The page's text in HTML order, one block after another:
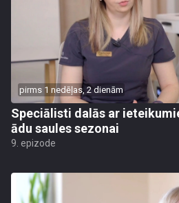
pirms 1 nedēļas, 2 dienām
Speciālisti dalās ar
ādu saules sezonai
9. epizode